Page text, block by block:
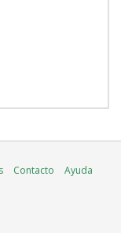
Contacto
Ayuda